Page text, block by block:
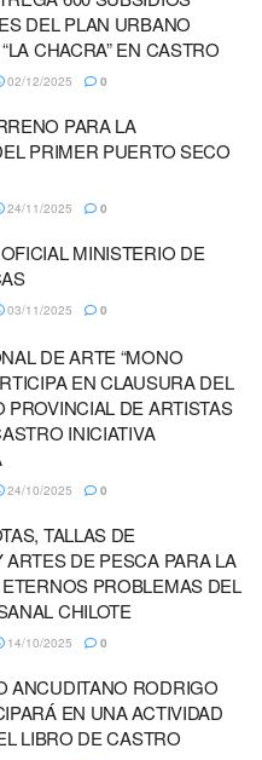
DEL PLAN URBANO
CHACRA” EN CASTRO
02/12/2025 0
PARA LA
PRIMER PUERTO SECO
24/11/2025 0
MINISTERIO DE
03/11/2025 0
DE ARTE “MONO
EN CLAUSURA DEL
PROVINCIAL DE ARTISTAS
INICIATIVA
24/10/2025 0
TALLAS DE
ARTES DE PESCA PARA LA
PROBLEMAS DEL
CHILOTE
14/10/2025 0
ANCUDITANO RODRIGO
EN UNA ACTIVIDAD
LIBRO DE CASTRO